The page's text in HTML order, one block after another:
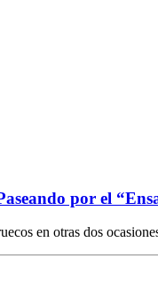
por el
en otras dos